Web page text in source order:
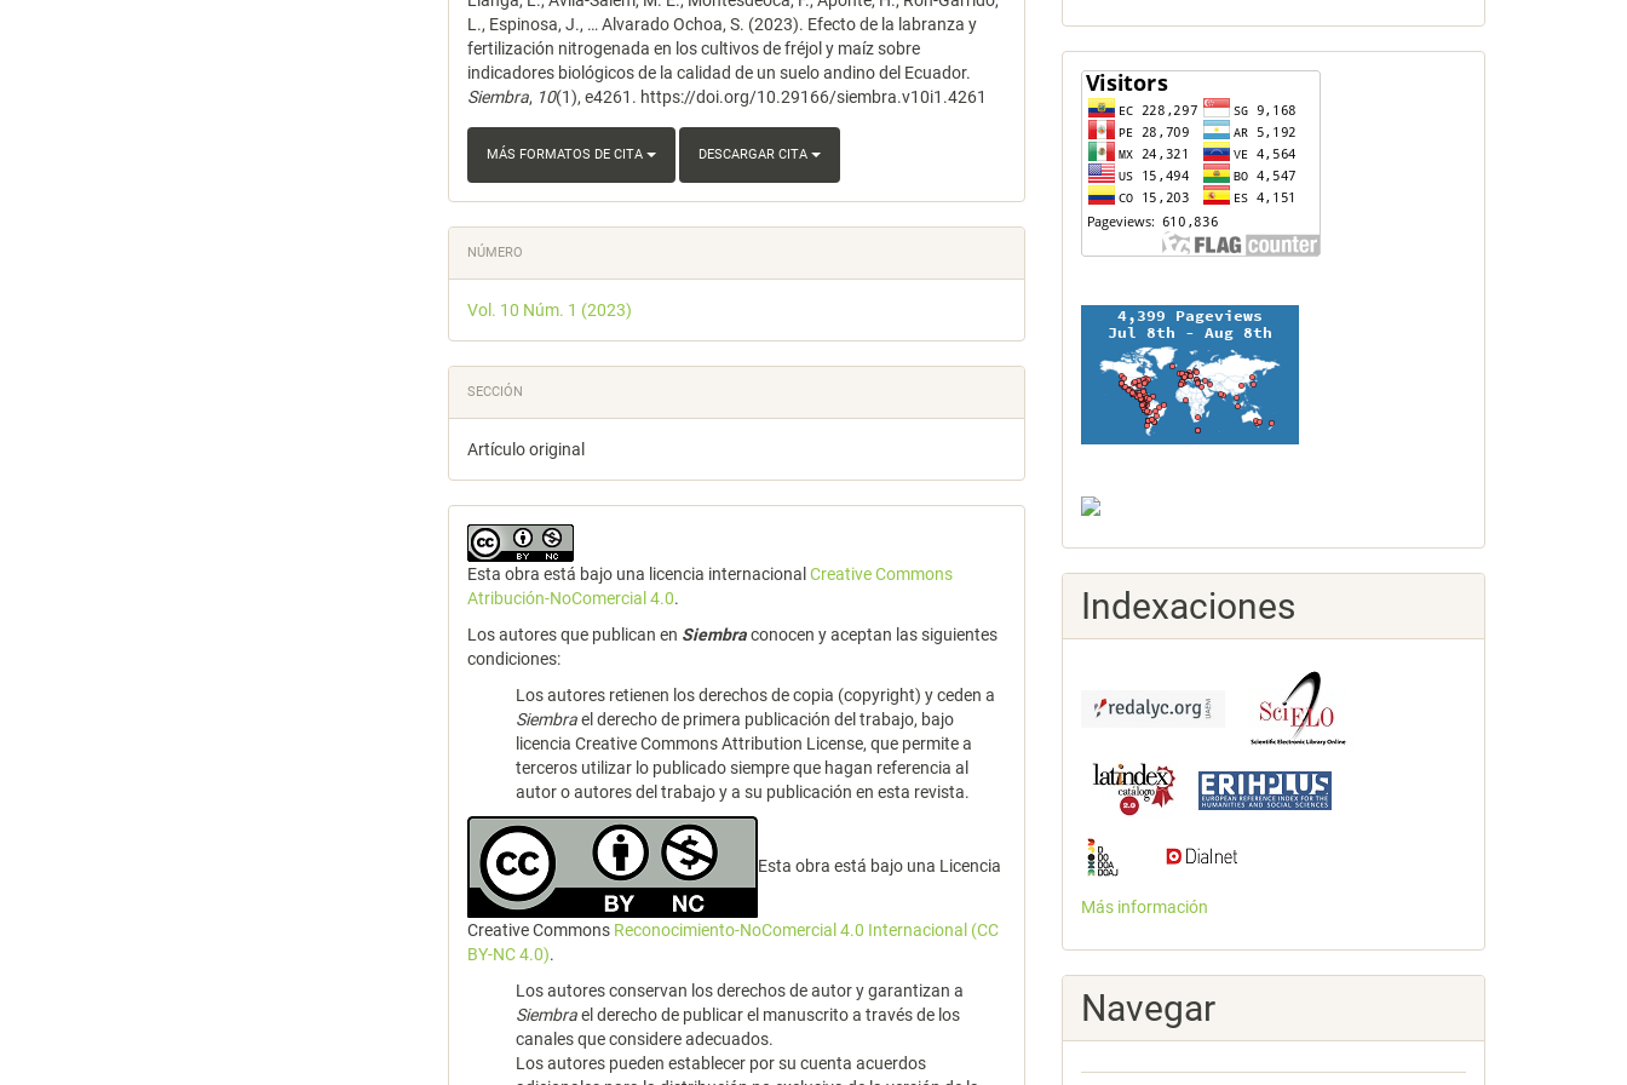
artículo
L., Espinosa, J., … Alvarado Ochoa, S. (2023). Efecto de la labranza y
fertilización nitrogenada en los cultivos de fréjol y maíz sobre
indicadores biológicos de la calidad de un suelo andino del Ecuador.
Siembra, 10(1), e4261. https://doi.org/10.29166/siembra.v10i1.4261
MÁS FORMATOS DE CITA DESCARGAR CITA
NÚMERO
Vol. 10 Núm. 1 (2023)
SECCIÓN
Artículo original
Esta obra está bajo una licencia internacionalCreative Commons
Atribución-NoComercial 4.0.
Los autores que publican en Siembraconocen y aceptan las siguientes
condiciones:
Los autores retienen los derechos de copia (copyright) y ceden a
Siembrael derecho de primera publicación del trabajo, bajo
licencia Creative Commons Attribution License, que permite a
terceros utilizar lo publicado siempre que hagan referencia al
autor o autores del trabajo y a su publicación en esta revista.
Esta obra está bajo una Licencia
Creative Commons Reconocimiento-NoComercial 4.0 Internacional (CC
BY-NC 4.0).
Los autores conservan los derechos de autor y garantizan a
Siembrael derecho de publicar el manuscrito a través de los
canales que considere adecuados.
Los autores pueden establecer por su cuenta acuerdos
contador
Indexaciones
Más información
Navegar